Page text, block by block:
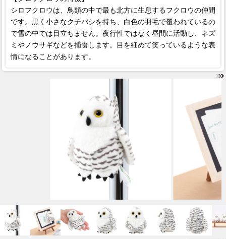
シロフクロウは、鳥類の中で最も北方に生息するフクロウの仲間
です。黒く小さなクチバシを持ち、白色の羽毛で覆われているの
で雪の中では目立ちません。夜行性ではなく昼間に活動し、ネズ
ミやノウサギなどを捕食します。目を細めて笑っているような表
情になることがあります。